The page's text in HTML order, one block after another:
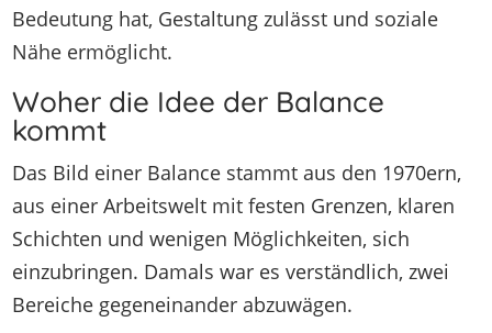
Bedeutung hat, Gestaltung zulässt und soziale
Nähe ermöglicht.
Woher die Idee der Balance
kommt
Das Bild einer Balance stammt aus den 1970ern,
aus einer Arbeitswelt mit festen Grenzen, klaren
Schichten und wenigen Möglichkeiten, sich
einzubringen. Damals war es verständlich, zwei
Bereiche gegeneinander abzuwägen.